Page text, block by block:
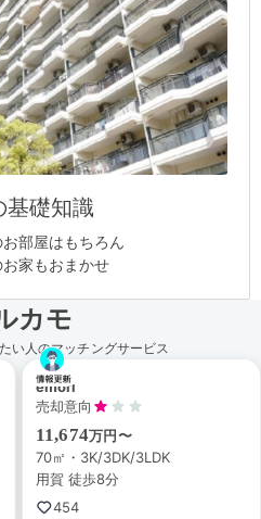
基礎知識
お部屋はもちろん
家もおまかせ
カモ
い人のマッチングサービス
emori
売却意向
11,674万円〜
70㎡・3K/3DK/3LDK
用賀 徒歩8分
454